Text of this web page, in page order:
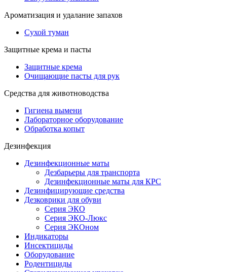
Ароматизация и удалание запахов
Сухой туман
Защитные крема и пасты
Защитные крема
Очищающие пасты для рук
Средства для животноводства
Гигиена вымени
Лабораторное оборудование
Обработка копыт
Дезинфекция
Дезинфекционные маты
Дезбарьеры для транспорта
Дезинфекционные маты для КРС
Дезинфицирующие средства
Дезковрики для обуви
Серия ЭКО
Серия ЭКО-Люкс
Серия ЭКОном
Индикаторы
Инсектициды
Оборудование
Родентициды